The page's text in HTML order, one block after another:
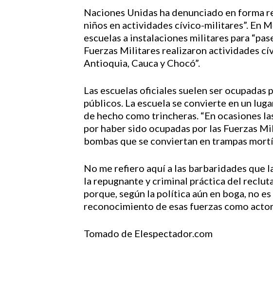
Naciones Unidas ha denunciado en forma
niños en actividades cívico-militares”. En
escuelas a instalaciones militares para
Fuerzas Militares realizaron actividades
Antioquia, Cauca y Chocó”.
Las escuelas oficiales suelen ser
públicos. La escuela se convierte en un
de hecho como trincheras. “En ocasiones
por haber sido ocupadas por las Fuerzas
bombas que se conviertan en trampas
No me refiero aquí a las barbaridades
la repugnante y criminal práctica del
porque, según la política aún en boga, no
reconocimiento de esas fuerzas como
Tomado de Elespectador.com